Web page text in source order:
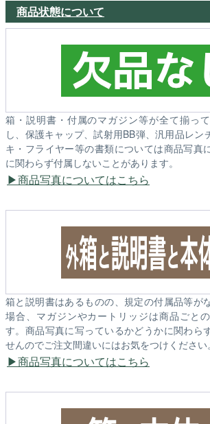
商品状態について
箱・説明書・付属のマガジン等が全て揃っ
し、保護キャップ、試射用BB弾、汎用品レン
キ・フライヤー等の書類については商品写真
に関わらず付属しないことがあります。
商品写真についてはこちら
箱と説明書はあるものの、規定の付属品等が
場合、マガジンやカートリッジは商品ごと
す。商品写真に写っているかどうかに関わら
せんのでご注文間違いにはお気をつけください。
商品写真についてはこちら